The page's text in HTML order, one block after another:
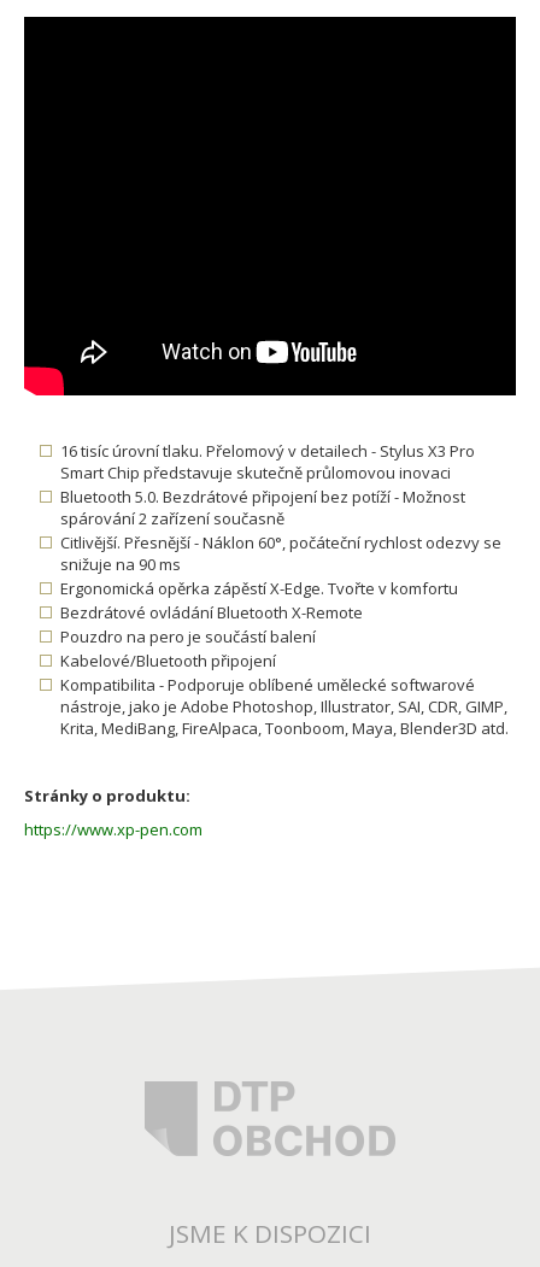
16 tisíc úrovní tlaku. Přelomový v detailech - Stylus X3 Pro
Smart Chip představuje skutečně průlomovou inovaci
Bluetooth 5.0. Bezdrátové připojení bez potíží - Možnost
spárování 2 zařízení současně
Citlivější. Přesnější - Náklon 60°, počáteční rychlost odezvy se
snižuje na 90 ms
Ergonomická opěrka zápěstí X-Edge. Tvořte v komfortu
Bezdrátové ovládání Bluetooth X-Remote
Pouzdro na pero je součástí balení
Kabelové/Bluetooth připojení
Kompatibilita - Podporuje oblíbené umělecké softwarové
nástroje, jako je Adobe Photoshop, Illustrator, SAI, CDR, GIMP,
Krita, MediBang, FireAlpaca, Toonboom, Maya, Blender3D atd.
Stránky o produktu:
https://www.xp-pen.com
JSME K DISPOZICI